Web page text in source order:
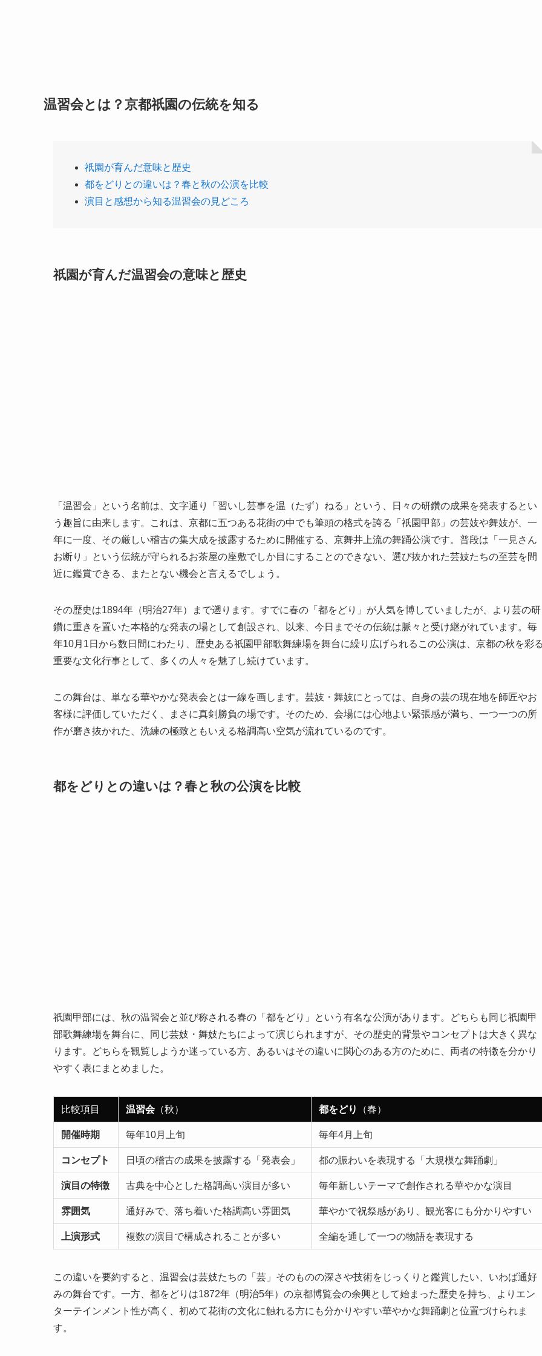
温習会とは？京都祇園の伝統を知る
祇園が育んだ意味と歴史
都をどりとの違いは？春と秋の公演を比較
演目と感想から知る温習会の見どころ
祇園が育んだ温習会の意味と歴史
「温習会」という名前は、文字通り「習いし芸事を温（たず）ねる」という、日々の研鑽の成果を発表するとい
う趣旨に由来します。これは、京都に五つある花街の中でも筆頭の格式を誇る「祇園甲部」の芸妓や舞妓が、一
年に一度、その厳しい稽古の集大成を披露するために開催する、京舞井上流の舞踊公演です。普段は「一見さん
お断り」という伝統が守られるお茶屋の座敷でしか目にすることのできない、選び抜かれた芸妓たちの至芸を間
近に鑑賞できる、またとない機会と言えるでしょう。
その歴史は1894年（明治27年）まで遡ります。すでに春の「都をどり」が人気を博していましたが、より芸の研
鑽に重きを置いた本格的な発表の場として創設され、以来、今日までその伝統は脈々と受け継がれています。毎
年10月1日から数日間にわたり、歴史ある祇園甲部歌舞練場を舞台に繰り広げられるこの公演は、京都の秋を彩
重要な文化行事として、多くの人々を魅了し続けています。
この舞台は、単なる華やかな発表会とは一線を画します。芸妓・舞妓にとっては、自身の芸の現在地を師匠やお
客様に評価していただく、まさに真剣勝負の場です。そのため、会場には心地よい緊張感が満ち、一つ一つの所
作が磨き抜かれた、洗練の極致ともいえる格調高い空気が流れているのです。
都をどりとの違いは？春と秋の公演を比較
祇園甲部には、秋の温習会と並び称される春の「都をどり」という有名な公演があります。どちらも同じ祇園甲
部歌舞練場を舞台に、同じ芸妓・舞妓たちによって演じられますが、その歴史的背景やコンセプトは大きく異な
ります。どちらを観覧しようか迷っている方、あるいはその違いに関心のある方のために、両者の特徴を分かり
やすく表にまとめました。
比較項目 温習会（秋） 都をどり （春）
開催時期 毎年10月上旬 毎年4月上旬
コンセプト 日頃の稽古の成果を披露する「発表会」 都の賑わいを表現する「大規模な舞踊劇」
演目の特徴 古典を中心とした格調高い演目が多い 毎年新しいテーマで創作される華やかな演目
雰囲気 通好みで、落ち着いた格調高い雰囲気 華やかで祝祭感があり、観光客にも分かりやすい
上演形式 複数の演目で構成されることが多い 全編を通して一つの物語を表現する
この違いを要約すると、温習会は芸妓たちの「芸」そのものの深さや技術をじっくりと鑑賞したい、いわば通好
みの舞台です。一方、都をどりは1872年（明治5年）の京都博覧会の余興として始まった歴史を持ち、よりエン
ターテインメント性が高く、初めて花街の文化に触れる方にも分かりやすい華やかな舞踊劇と位置づけられま
す。